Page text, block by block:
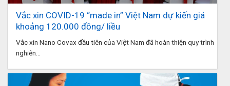
Vắc xin COVID-19 “made in” Việt Nam dự kiến giá
khoảng 120.000 đồng/ liều
Vắc xin Nano Covax đầu tiên của Việt Nam đã hoàn thiện quy trình
nghiên...